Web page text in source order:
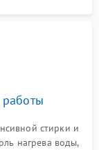
стирки и
нагрева воды,